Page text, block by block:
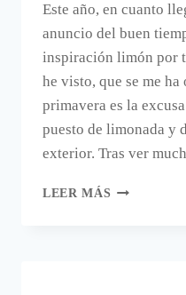
Este año, en cuanto
anuncio del buen
inspiración limón por
he visto, que se me
primavera es la
puesto de limonada y
exterior. Tras ver
LEER MÁS UN